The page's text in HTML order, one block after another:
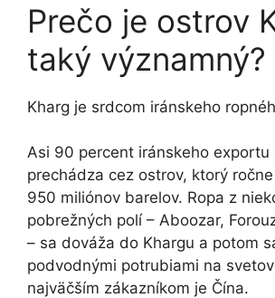
Prečo je ostrov
taký významný?
Kharg je srdcom iránskeho
Asi 90 percent iránskeho exportu
prechádza cez ostrov, ktorý
950 miliónov barelov. Ropa z
pobrežných polí – Aboozar,
– sa dováža do Khargu a potom
podvodnými potrubiami na
najväčším zákazníkom je Čína.